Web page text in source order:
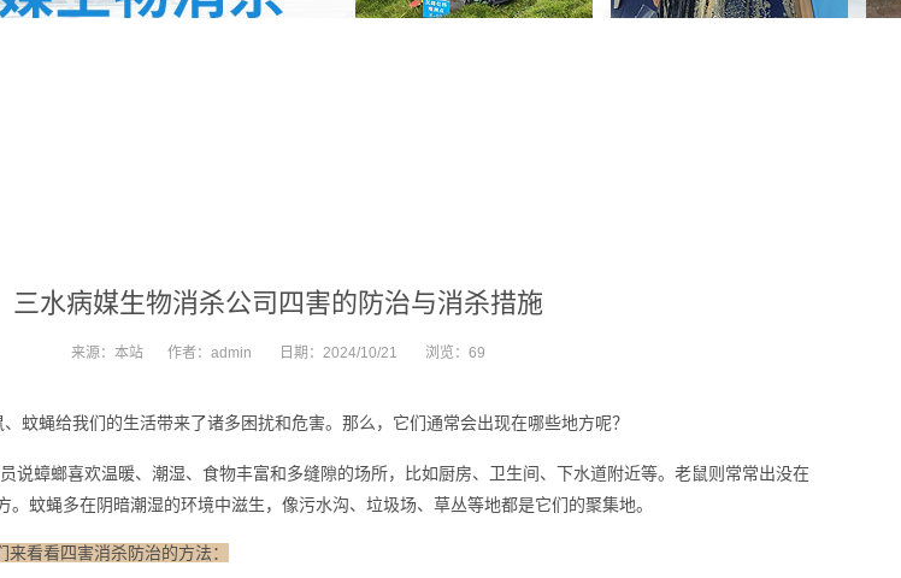
三水病媒生物消杀公司四害的防治与消杀措施
来源： 本站 作者： admin 日期： 2024/10/21 浏览： 69
蚊蝇给我们的生活带来了诸多困扰和危害。那么，它们通常会出现在哪些地方呢？
说蟑螂喜欢温暖、潮湿、食物丰富和多缝隙的场所，比如厨房、卫生间、下水道附近等。老鼠则常常出没在
。蚊蝇多在阴暗潮湿的环境中滋生，像污水沟、垃圾场、草丛等地都是它们的聚集地。
看看四害消杀防治的方法：